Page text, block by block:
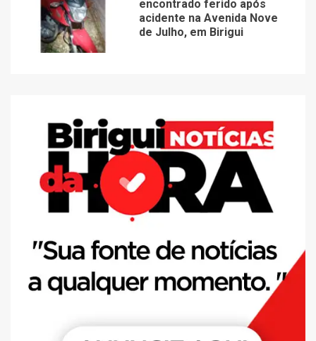
encontrado ferido após
acidente na Avenida Nove
de Julho, em Birigui